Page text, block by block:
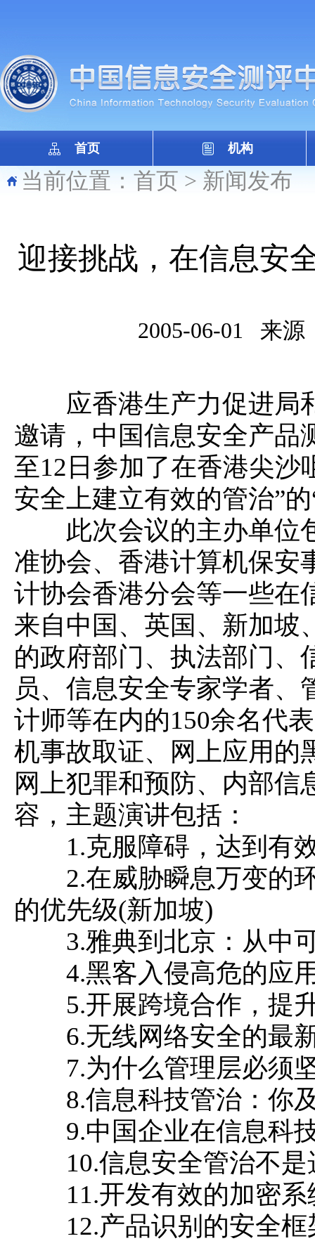
首页 机构
当前位置： 首页 > 新闻发布
迎接挑战，在信息安
2005-06-01 来源
应香港生产力促进局
邀请，中国信息安全产品
至12日参加了在香港尖沙
安全上建立有效的管治”
此次会议的主办单位
准协会、香港计算机保安
计协会香港分会等一些在
来自中国、英国、新加坡
的政府部门、执法部门、
员、信息安全专家学者
计师等在内的150余名代
机事故取证、网上应用的
网上犯罪和预防、内部信
容，主题演讲包括：
1.克服障碍，达到有效
2.在威胁瞬息万变的环
的优先级(新加坡)
3.雅典到北京：从中可
4.黑客入侵高危的应
5.开展跨境合作，提升
6.无线网络安全的最
7.为什么管理层必须坚
8.信息科技管治：你及
9.中国企业在信息科技
10.信息安全管治不是
11.开发有效的加密系
12.产品识别的安全框